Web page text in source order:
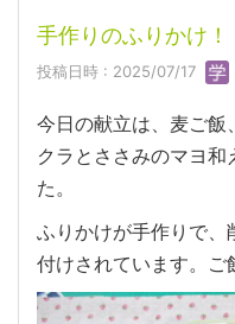
手作りのふりかけ！
投稿日時 : 2025/07/17
今日の献立は、麦ご飯
クラとささみのマヨ
た。
ふりかけが手作りで、
付けされています。ご